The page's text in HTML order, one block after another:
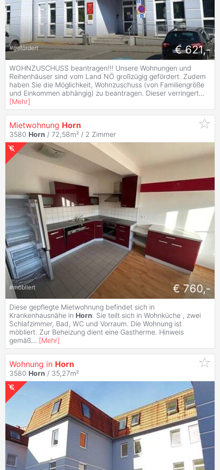
#gefördert € 621,-
WOHNZUSCHUSS beantragen!!! Unsere Wohnungen und
Reihenhäuser sind vom Land NÖ großzügig gefördert. Zudem
haben Sie die Möglichkeit, Wohnzuschuss (von Familiengröße
und Einkommen abhängig) zu beantragen. Dieser verringert...
[Mehr]
Mietwohnung Horn
3580 Horn / 72,58m² / 2 Zimmer
#möbliert € 760,-
Diese gepflegte Mietwohnung befindet sich in
Krankenhausnähe in Horn. Sie teilt sich in Wohnküche , zwei
Schlafzimmer, Bad, WC und Vorraum. Die Wohnung ist
möbliert. Zur Beheizung dient eine Gastherme. Hinweis
gemäß... [Mehr]
Wohnung in Horn
3580 Horn / 35,27m²